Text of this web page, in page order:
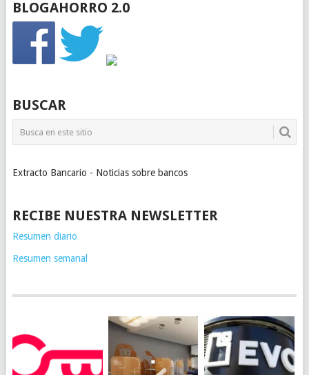
BLOGAHORRO 2.0
BUSCAR
Extracto Bancario - Noticias sobre bancos
RECIBE NUESTRA NEWSLETTER
Resumen diario
Resumen semanal